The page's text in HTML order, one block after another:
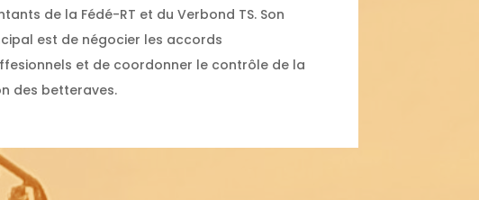
de la Fédé-RT et du Verbond TS. Son
est de négocier les accords
et de coordonner le contrôle de la
des betteraves.